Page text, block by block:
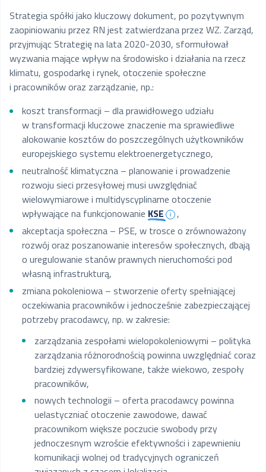
Strategia spółki jako kluczowy dokument, po pozytywnym
zaopiniowaniu przez RN jest zatwierdzana przez WZ. Zarząd,
przyjmując Strategię na lata 2020-2030, sformułował
wyzwania mające wpływ na środowisko i działania na rzecz
klimatu, gospodarkę i rynek, otoczenie społeczne
i pracowników oraz zarządzanie, np.:
koszt transformacji – dla prawidłowego udziału
w transformacji kluczowe znaczenie ma sprawiedliwe
alokowanie kosztów do poszczególnych użytkowników
europejskiego systemu elektroenergetycznego,
neutralność klimatyczna – planowanie i prowadzenie
rozwoju sieci przesyłowej musi uwzględniać
wielowymiarowe i multidyscyplinarne otoczenie
wpływające na funkcjonowanie KSE
,
akceptacja społeczna – PSE, w trosce o zrównoważony
rozwój oraz poszanowanie interesów społecznych, dbają
o uregulowanie stanów prawnych nieruchomości pod
własną infrastrukturą,
zmiana pokoleniowa – stworzenie oferty spełniającej
oczekiwania pracowników i jednocześnie zabezpieczającej
potrzeby pracodawcy, np. w zakresie:
zarządzania zespołami wielopokoleniowymi – polityka
zarządzania różnorodnością powinna uwzględniać coraz
bardziej zdywersyfikowane, także wiekowo, zespoły
pracowników,
nowych technologii – oferta pracodawcy powinna
uelastyczniać otoczenie zawodowe, dawać
pracownikom większe poczucie swobody przy
jednoczesnym wzroście efektywności i zapewnieniu
komunikacji wolnej od tradycyjnych ograniczeń